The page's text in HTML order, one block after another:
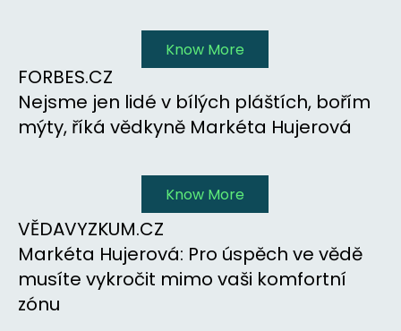
Know More
FORBES.CZ
Nejsme jen lidé v bílých pláštích, bořím
mýty, říká vědkyně Markéta Hujerová
Know More
VĚDAVYZKUM.CZ
Markéta Hujerová: Pro úspěch ve vědě
musíte vykročit mimo vaši komfortní
zónu